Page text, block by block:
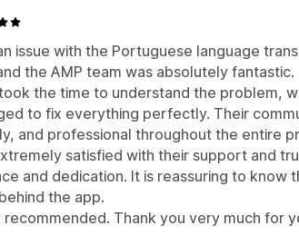
issue with the Portuguese language
the AMP team was absolutely fantastic.
the time to understand the problem,
to fix everything perfectly. Their
and professional throughout the entire
satisfied with their support and
and dedication. It is reassuring to know
the app.
recommended. Thank you very much for